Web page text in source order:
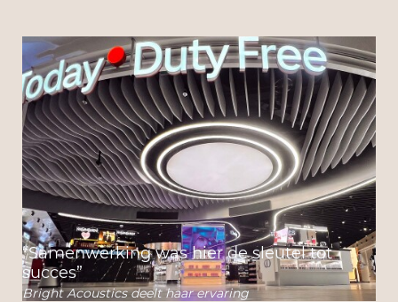
“Samenwerking was hier de sleutel tot
succes”
Bright Acoustics deelt haar ervaring